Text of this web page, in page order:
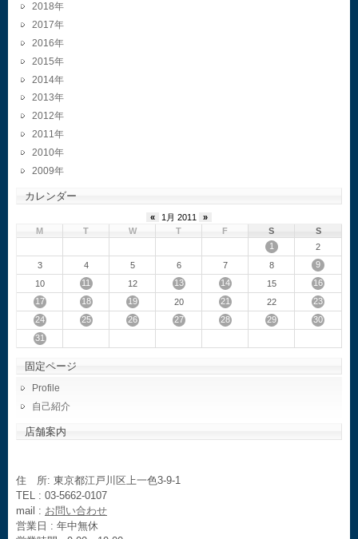
2018
2017
2016
2015
2014
2013
2012
2011
2010
2009
カレンダー
« 1月 2011
»
M
T W T F S
S
1
2
3
4 5 6 7 8
9
10
11 12 13 14 15
16
17
18 19 20 21 22
23
24
25 26 27 28 29
30
31
固定ページ
Profile
自己紹介
店舗案内
住 所: 東京都江戸川区上一色3-9-1
TEL : 03-5662-0107
mail : お問い合わせ
営業日 : 年中無休